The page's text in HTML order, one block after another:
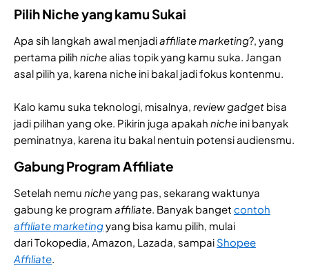
Pilih Niche yang kamu Sukai
Apa sih langkah awal menjadiaffiliate marketing?, yang
pertama pilih nichealias topik yang kamu suka. Jangan
asal pilih ya, karena niche ini bakal jadi fokus kontenmu.
Kalo kamu suka teknologi, misalnya, review gadget bisa
jadi pilihan yang oke. Pikirin juga apakah niche ini banyak
peminatnya, karena itu bakal nentuin potensi audiensmu.
Gabung Program Affiliate
Setelah nemu nicheyang pas, sekarang waktunya
gabung ke program affiliate. Banyak banget contoh
affiliate marketingyang bisa kamu pilih, mulai
dari Tokopedia, Amazon, Lazada, sampai Shopee
Affiliate.